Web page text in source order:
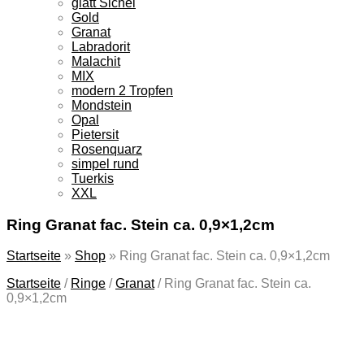
Gold
Granat
Labradorit
Malachit
MIX
modern 2 Tropfen
Mondstein
Opal
Pietersit
Rosenquarz
simpel rund
Tuerkis
XXL
Ring Granat fac. Stein ca. 0,9×1,2cm
Startseite » Shop » Ring Granat fac. Stein ca. 0,9×1,2cm
Startseite / Ringe /Granat/ Ring Granat fac. Stein ca.
0,9×1,2cm